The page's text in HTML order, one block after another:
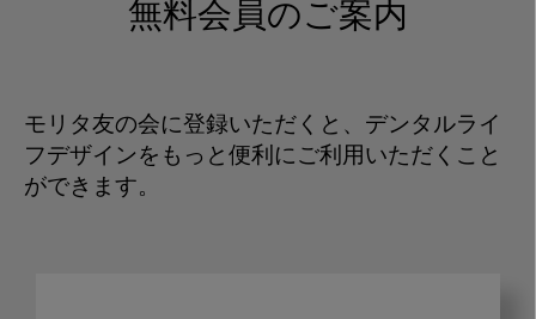
無料会員のご案内
モリタ友の会に登録いただくと、デンタルライ
フデザインをもっと便利にご利用いただくこと
ができます。